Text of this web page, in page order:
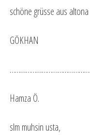
schöne grüsse aus altona
GÖKHAN
Hamza Ö.
slm muhsin usta,